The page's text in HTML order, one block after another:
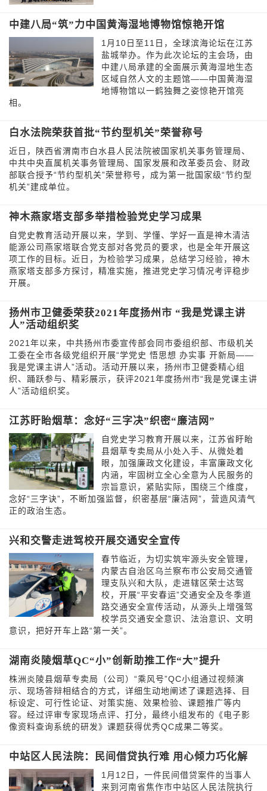
中建八局“筑”力中国黄海湿地博物馆惊艳开馆
1月10日至11日，全球滨海论坛在江苏
盐城举办。作为此次论坛的主会场，由
中建八局承建的全面展示黄海湿地生态
区域自然人文的主题馆——中国黄海湿
地博物馆以一鹤独舞之姿惊艳开馆亮
相。
白水法院荣获首批“节约型机关”荣誉称号
近日，陕西省渭南市白水县人民法院被国家机关事务管理局、
中共中央直属机关事务管理局、国家发展和改革委员会、财政
部联合授予“节约型机关”荣誉称号，成为第一批国家级“节约型
机关”建成单位。
神木燕家塔支部多举措检验党史学习成果
自党史教育活动开展以来，学到、学懂、学好一直是神木清洁
能源公司燕家塔联合党支部对各党员的要求，也是全年开展这
项工作的目标。近日，为检验学习成果，总结学习经验，神木
燕家塔支部多方探讨，精准实施，推进党史学习情况考评稳步
开展。
扬州市卫健委荣获2021年度扬州市 “我是党课主讲
人”活动组织奖
2021年以来，中共扬州市委宣传部会同市委组织部、市级机关
工委在全市各级党组织开展“学党史 悟思想 办实事 开新局——
我是党课主讲人”活动。活动开展以来，扬州市卫健委精心组
织、踊跃参与、精彩展示，获评2021年度扬州市“我是党课主讲
人”活动组织奖。
江苏盱眙烟草：念好“三字决”织密“廉洁网”
自党史学习教育开展以来，江苏省盱眙
县烟草专卖局从小处入手、从微处着
眼，加强廉政文化建设，丰富廉政文化
内涵，牢固树立全心全意为人民服务的
宗旨意识，紧贴实际，围绕三个维度，
念好“三字诀”，不断加强监督，织密基层“廉洁网”，营造风清气
正的政治生态。
兴和交警走进驾校开展交通安全宣传
春节临近，为切实筑牢源头安全管理，
内蒙古自治区乌兰察布市公安局交通管
理支队兴和大队，走进辖区荣士达驾
校，开展“平安春运”交通安全及冬季道
路交通安全宣传活动，从源头上增强驾
校学员交通安全意识、法治意识、文明
意识，把好开车上路“第一关”。
湖南炎陵烟草QC“小”创新助推工作“大”提升
株洲炎陵县烟草专卖局（公司）“乘风号”QC小组通过视频演
示、现场答辩相结合的方式，详细生动地阐述了课题选择、目
标设定、可行性论证、对策实施、效果检验、课题推广等内
容。经过评审专家现场点评、打分，最终小组发布的《电子影
像资料查询系统的研发》课题获得优秀QC成果二等奖。
中站区人民法院：民间借贷执行难 用心倾力巧化解
1月12日，一件民间借贷案件的当事人
来到河南省焦作市中站区人民法院执行